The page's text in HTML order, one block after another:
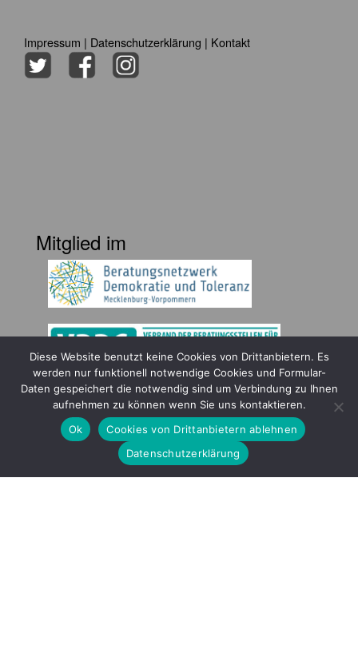
Impressum | Datenschutzerklärung | Kontakt
Mitglied im
Gefördert durch
Diese Website benutzt keine Cookies von Drittanbietern. Es
werden nur funktionell notwendige Cookies und Formular-
Daten gespeichert die notwendig sind um Verbindung zu Ihnen
aufnehmen zu können wenn Sie uns kontaktieren.
Ok
Cookies von Drittanbietern ablehnen
Datenschutzerklärung